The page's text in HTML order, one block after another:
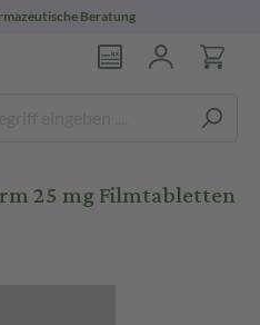
Beratung
25 mg Filmtabletten